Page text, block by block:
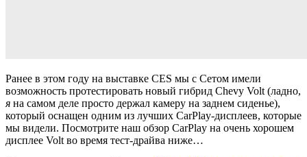
Ранее в этом году на выставке CES мы с Сетом имели
возможность протестировать новый гибрид Chevy Volt (ладно,
я на самом деле просто держал камеру на заднем сиденье),
который оснащен одним из лучших CarPlay-дисплеев, которые
мы видели. Посмотрите наш обзор CarPlay на очень хорошем
дисплее Volt во время тест-драйва ниже…